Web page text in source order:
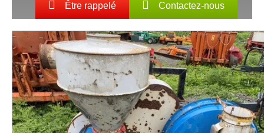
Être rappelé Contactez-nous